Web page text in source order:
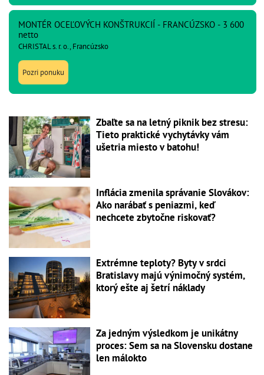
MONTÉR OCEĽOVÝCH KONŠTRUKCIÍ - FRANCÚZSKO - 3 600
netto
CHRISTAL s. r. o., Francúzsko
Pozri ponuku
Zbaľte sa na letný piknik bez stresu:
Tieto praktické vychytávky vám
ušetria miesto v batohu!
Inflácia zmenila správanie Slovákov:
Ako narábať s peniazmi, keď
nechcete zbytočne riskovať?
Extrémne teploty? Byty v srdci
Bratislavy majú výnimočný systém,
ktorý ešte aj šetrí náklady
Za jedným výsledkom je unikátny
proces: Sem sa na Slovensku dostane
len málokto